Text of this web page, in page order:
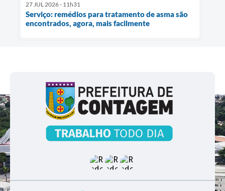
27 JUL 2026 - 11h31
Serviço: remédios para tratamento de asma são
encontrados, agora, mais facilmente